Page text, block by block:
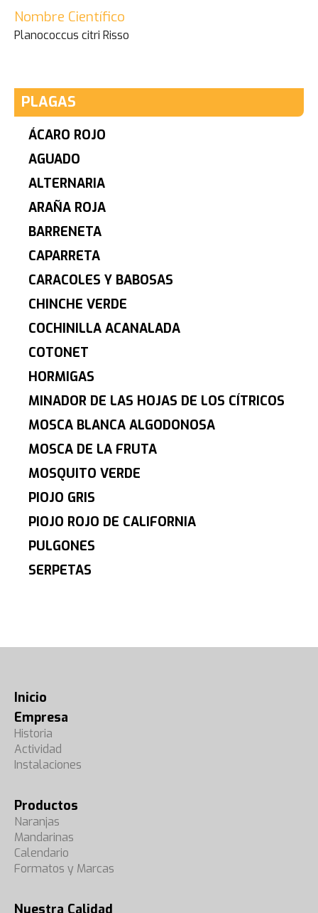
Nombre Científico
Planococcus citri Risso
PLAGAS
ÁCARO ROJO
AGUADO
ALTERNARIA
ARAÑA ROJA
BARRENETA
CAPARRETA
CARACOLES Y BABOSAS
CHINCHE VERDE
COCHINILLA ACANALADA
COTONET
HORMIGAS
MINADOR DE LAS HOJAS DE LOS CÍTRICOS
MOSCA BLANCA ALGODONOSA
MOSCA DE LA FRUTA
MOSQUITO VERDE
PIOJO GRIS
PIOJO ROJO DE CALIFORNIA
PULGONES
SERPETAS
Inicio
Empresa
Historia
Actividad
Instalaciones
Productos
Naranjas
Mandarinas
Calendario
Formatos y Marcas
Nuestra Calidad